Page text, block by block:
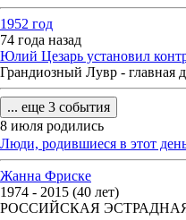
1952 год
74 года назад
Юлий Цезарь установил
Грандиозный Лувр - главная
... еще 3 события
8 июля родились
Люди, родившиеся в этот
Жанна Фриске
1974 - 2015 (40 лет)
РОССИЙСКАЯ